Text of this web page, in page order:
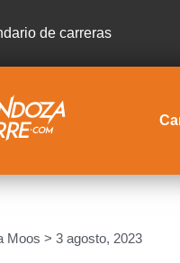
de carreras
Moos > 3 agosto, 2023